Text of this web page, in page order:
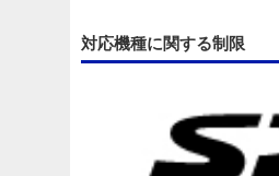
対応機種に関する制限